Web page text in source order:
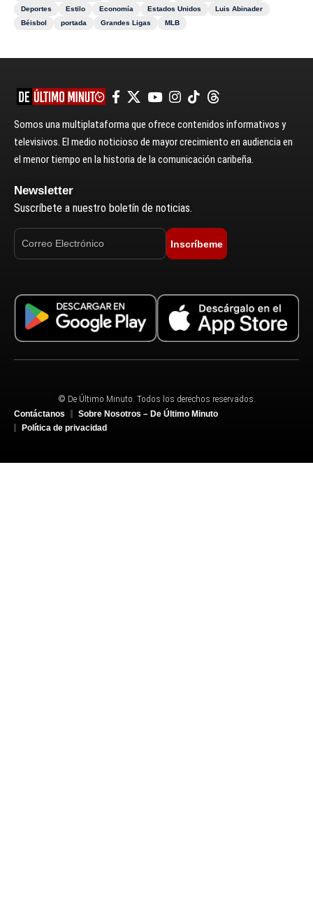
Deportes
Estilo Economía Estados Unidos
Luis Abinader
Béisbol
portada Grandes Ligas MLB
Somos una multiplataforma que ofrece contenidos informativos y
televisivos. El medio noticioso de mayor crecimiento en audiencia en
el menor tiempo en la historia de la comunicación caribeña.
Newsletter
Suscríbete a nuestro boletín de noticias.
Inscríbeme
© De Último Minuto. Todos los derechos reservados.
Contáctanos
Sobre Nosotros – De Último Minuto
Política de privacidad